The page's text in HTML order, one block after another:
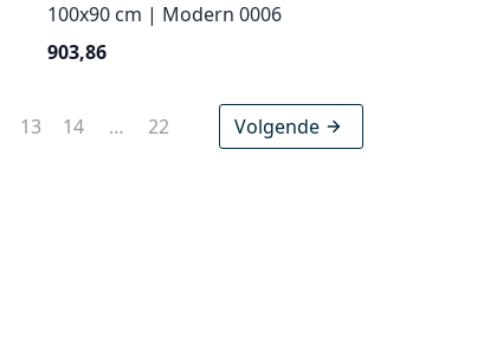
100x90 cm | Modern 0006
903,86
13 14 … 22 Volgende